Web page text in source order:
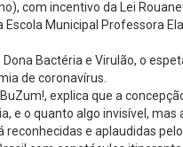
com incentivo da Lei
Municipal Professora
Bactéria e Virulão, o
de coronavírus.
explica que a
e o quanto algo invisível,
reconhecidas e aplaudidas